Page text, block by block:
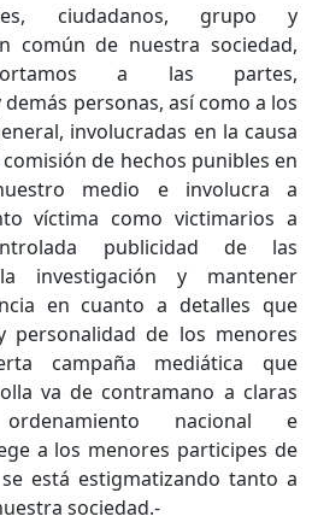
ciudadanos, grupo y
común de nuestra sociedad,
a las partes,
personas, así como a los
involucradas en la causa
de hechos punibles en
medio e involucra a
víctima como victimarios a
publicidad de las
investigación y mantener
en cuanto a detalles que
personalidad de los menores
campaña mediática que
va de contramano a claras
nacional e
a los menores participes de
está estigmatizando tanto a
sociedad.-